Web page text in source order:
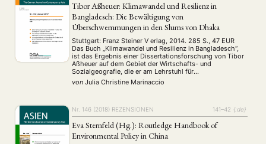
Tibor Aßheuer: Klimawandel und Resilienz in
Bangladesch: Die Bewältigung von
Überschwemmungen in den Slums von Dhaka
Stuttgart: Franz Steiner V erlag, 2014. 285 S., 47 EUR
Das Buch „Klimawandel und Resilienz in Bangladesch“,
ist das Ergebnis einer Dissertationsforschung von Tibor
Aßheuer auf dem Gebiet der Wirtschafts- und
Sozialgeografie, die er am Lehrstuhl für
Wirtschaftsgeographie der Universität Köln durchgeführt
hat. Seit 2013 ist Aßheuer Senior Lecturer am Institut für
von Julia Christine Marinaccio
Nr. 146 (2018) REZENSIONEN 141–42 {:de}
Eva Sternfeld (Hg.): Routledge Handbook of
Environmental Policy in China